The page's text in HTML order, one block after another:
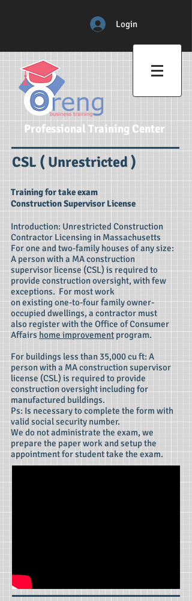
Professional Training Center
Login
CSL ( Unrestricted )
Training for take exam
Construction Supervisor License
Introduction: Unrestricted Construction
Contractor Licensing in Massachusetts
For one and two-family houses of any size:
A person with a MA construction
supervisor license (CSL) is required to
provide construction oversight, with few
exceptions. For most work
on existing one-to-four family owner-
occupied dwellings, a contractor must
also register with the Office of Consumer
Affairshome improvementprogram.
For buildings less than 35,000 cu ft: A
person with a MA construction supervisor
license (CSL) is required to provide
construction oversight including for
manufactured buildings.
Ps: Is necessary to complete the form with
valid social security number.
We do not administrate the exam, we
prepare the paper work and setup the
appointment for student take the exam.